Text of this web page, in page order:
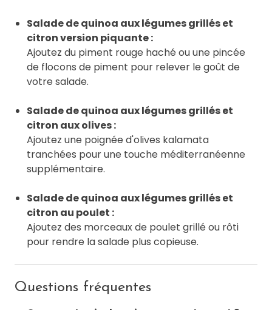
Salade de quinoa aux légumes grillés et
citron version piquante :
Ajoutez du piment rouge haché ou une pincée
de flocons de piment pour relever le goût de
votre salade.
Salade de quinoa aux légumes grillés et
citron aux olives :
Ajoutez une poignée d'olives kalamata
tranchées pour une touche méditerranéenne
supplémentaire.
Salade de quinoa aux légumes grillés et
citron au poulet :
Ajoutez des morceaux de poulet grillé ou rôti
pour rendre la salade plus copieuse.
Questions fréquentes